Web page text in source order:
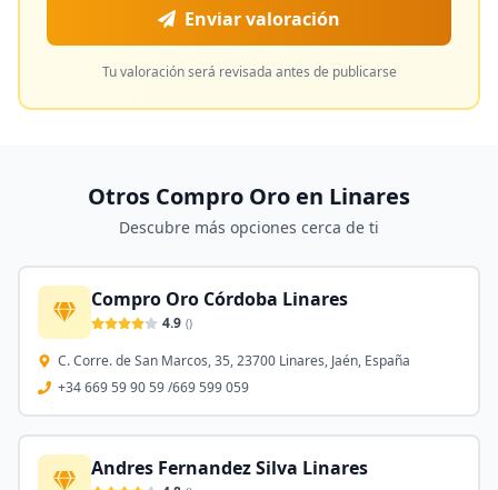
Enviar valoración
Tu valoración será revisada antes de publicarse
Otros Compro Oro en Linares
Descubre más opciones cerca de ti
Compro Oro Córdoba Linares
4.9 ()
C. Corre. de San Marcos, 35, 23700 Linares, Jaén, España
+34 669 59 90 59 /669 599 059
Andres Fernandez Silva Linares